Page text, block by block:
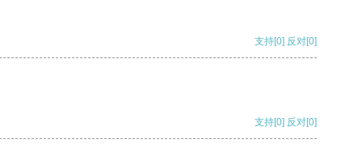
支持[0] 反对[0]
支持[0] 反对[0]